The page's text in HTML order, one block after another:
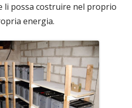
li possa costruire nel proprio
energia.